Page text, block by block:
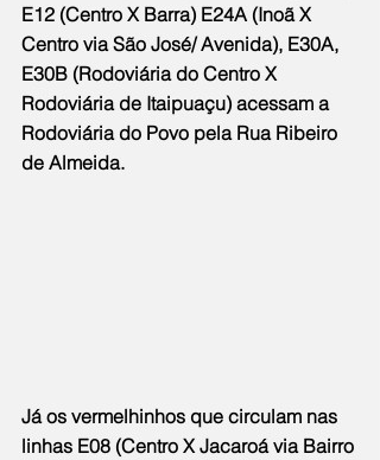
E12 (Centro X Barra) E24A (Inoã X
Centro via São José/ Avenida), E30A,
E30B (Rodoviária do Centro X
Rodoviária de Itaipuaçu) acessam a
Rodoviária do Povo pela Rua Ribeiro
de Almeida.
Já os vermelhinhos que circulam nas
linhas E08 (Centro X Jacaroá via Bairro